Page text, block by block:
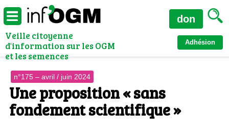
Veille citoyenne
d'information sur les OGM
et les semences
Adhésion
don
n°175 – avril / juin 2024
Une proposition « sans
fondement scientifique »